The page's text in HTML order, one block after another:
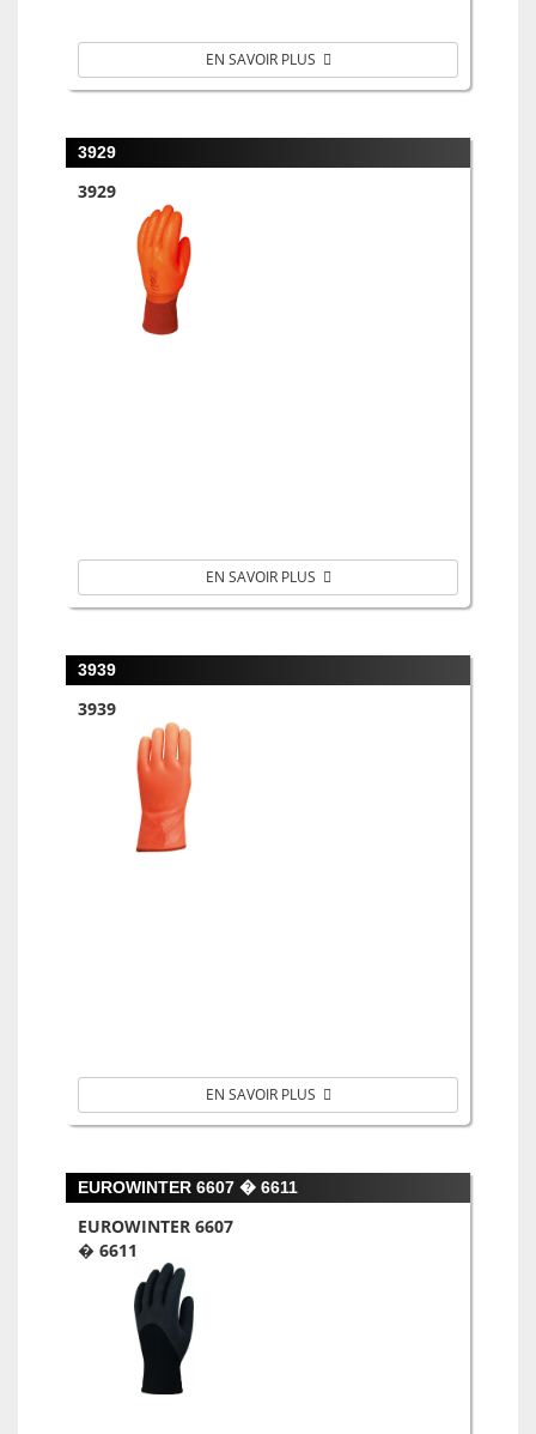
EN SAVOIR PLUS
3929
3929
EN SAVOIR PLUS
3939
3939
EN SAVOIR PLUS
EUROWINTER 6607 � 6611
EUROWINTER 6607
� 6611